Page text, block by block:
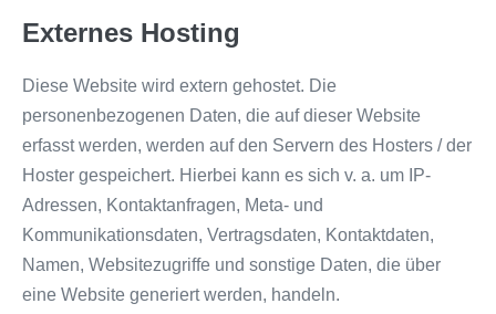
Externes Hosting
Diese Website wird extern gehostet. Die
personenbezogenen Daten, die auf dieser Website
erfasst werden, werden auf den Servern des Hosters / der
Hoster gespeichert. Hierbei kann es sich v. a. um IP-
Adressen, Kontaktanfragen, Meta- und
Kommunikationsdaten, Vertragsdaten, Kontaktdaten,
Namen, Websitezugriffe und sonstige Daten, die über
eine Website generiert werden, handeln.